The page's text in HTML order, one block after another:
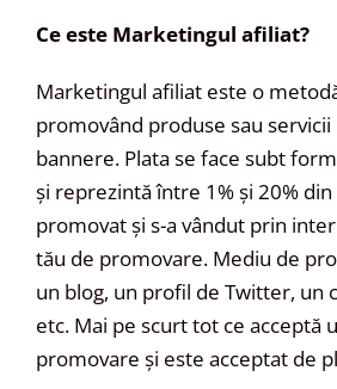
Ce este Marketingul afiliat?
Marketingul afiliat este o
promovând produse sau
bannere. Plata se face subt
și reprezintă între 1% și 20% din
promovat și s-a vândut prin
tău de promovare. Mediu de
un blog, un profil de Twitter, un
etc. Mai pe scurt tot ce acceptă
promovare și este acceptat de